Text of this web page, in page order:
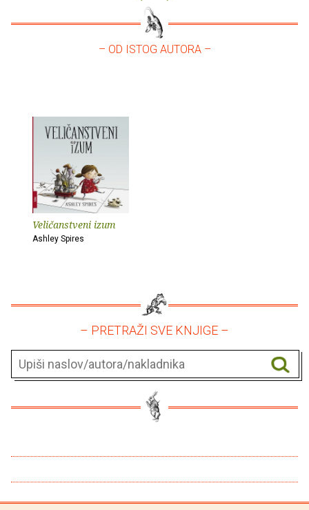
– OD ISTOG AUTORA –
Veličanstveni izum
Ashley Spires
– PRETRAŽI SVE KNJIGE –